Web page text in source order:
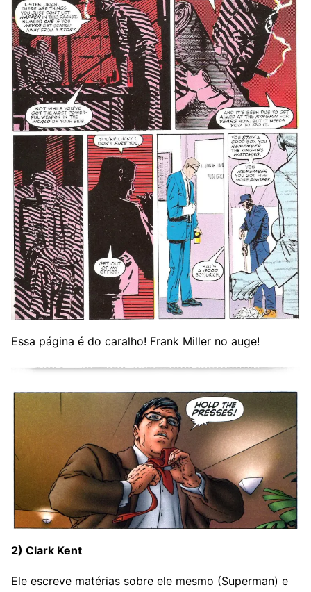
Essa página é do caralho! Frank Miller no auge!
2) Clark Kent
Ele escreve matérias sobre ele mesmo (Superman) e